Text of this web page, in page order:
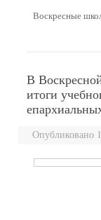
Воскресные
В
итоги
Опубликовано